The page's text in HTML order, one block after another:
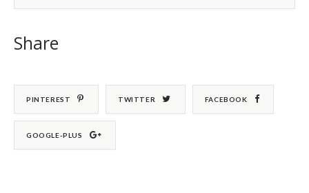
Share
PINTEREST TWITTER FACEBOOK
GOOGLE-PLUS